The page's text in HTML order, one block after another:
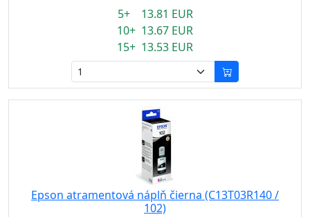
5+ 13.81 EUR
10+ 13.67 EUR
15+ 13.53 EUR
Epson atramentová náplň čierna (C13T03R140 /
102)